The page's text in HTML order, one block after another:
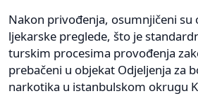
Nakon privođenja, osumnjičeni su
ljekarske preglede, što je
turskim procesima provođenja
prebačeni u objekat Odjeljenja za
narkotika u istanbulskom okrugu